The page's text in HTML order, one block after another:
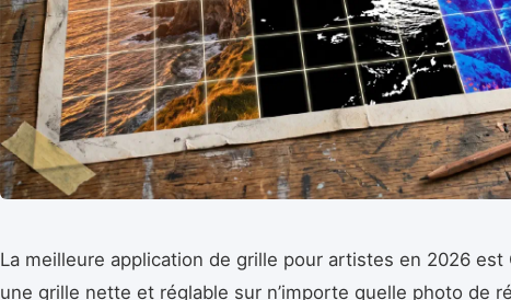
La meilleure application de grille pour artistes en 2026 est
une grille nette et réglable sur n’importe quelle photo de